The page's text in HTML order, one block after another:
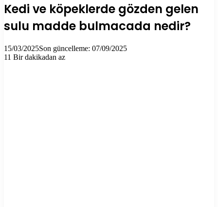
Kedi ve köpeklerde gözden gelen
sulu madde bulmacada nedir?
15/03/2025Son güncelleme: 07/09/2025
11 Bir dakikadan az